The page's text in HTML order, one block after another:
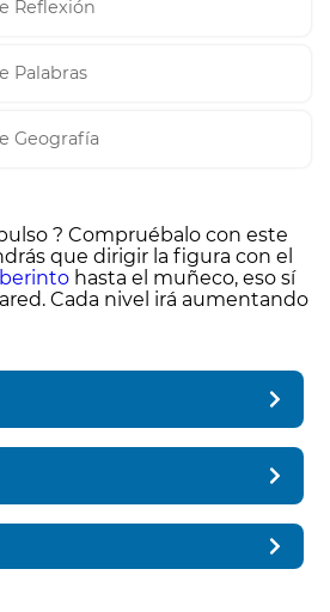
Reflexión
Palabras
Geografía
? Compruébalo con este
que dirigir la figura con el
hasta el muñeco, eso sí
Cada nivel irá aumentando